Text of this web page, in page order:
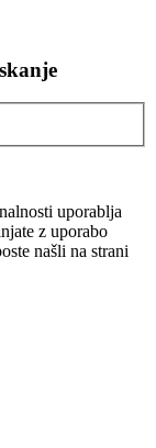
uporablja
z uporabo
našli na strani